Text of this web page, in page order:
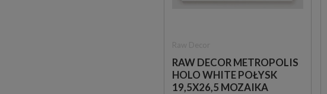
RAW DECOR METROPOLIS
HOLO WHITE POŁYSK
19,5X26,5 MOZAIKA